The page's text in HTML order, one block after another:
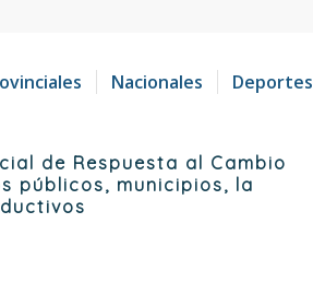
Nacionales Deportes
de Respuesta al Cambio
públicos, municipios, la